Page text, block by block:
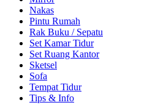
Nakas
Pintu Rumah
Rak Buku / Sepatu
Set Kamar Tidur
Set Ruang Kantor
Sketsel
Sofa
Tempat Tidur
Tips & Info